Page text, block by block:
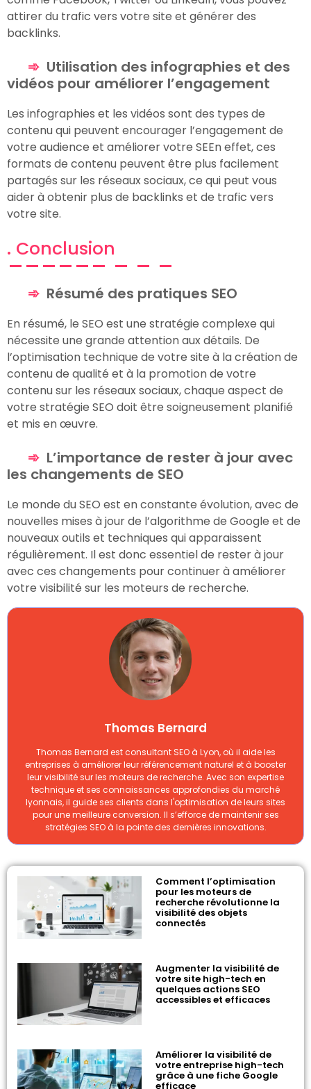
attirer du trafic vers votre site et générer des
backlinks.
Utilisation des infographies et des
vidéos pour améliorer l’engagement
Les infographies et les vidéos sont des types de
contenu qui peuvent encourager l’engagement de
votre audience et améliorer votre SEEn effet, ces
formats de contenu peuvent être plus facilement
partagés sur les réseaux sociaux, ce qui peut vous
aider à obtenir plus de backlinks et de trafic vers
votre site.
. Conclusion
Résumé des pratiques SEO
En résumé, le SEO est une stratégie complexe qui
nécessite une grande attention aux détails. De
l’optimisation technique de votre site à la création de
contenu de qualité et à la promotion de votre
contenu sur les réseaux sociaux, chaque aspect de
votre stratégie SEO doit être soigneusement planifié
et mis en œuvre.
L’importance de rester à jour avec
les changements de SEO
Le monde du SEO est en constante évolution, avec de
nouvelles mises à jour de l’algorithme de Google et de
nouveaux outils et techniques qui apparaissent
régulièrement. Il est donc essentiel de rester à jour
avec ces changements pour continuer à améliorer
votre visibilité sur les moteurs de recherche.
Thomas Bernard
Thomas Bernard est consultant SEO à Lyon, où il aide les
entreprises à améliorer leur référencement naturel et à booster
leur visibilité sur les moteurs de recherche. Avec son expertise
technique et ses connaissances approfondies du marché
lyonnais, il guide ses clients dans l'optimisation de leurs sites
pour une meilleure conversion. Il s’efforce de maintenir ses
stratégies SEO à la pointe des dernières innovations.
Comment l’optimisation
pour les moteurs de
recherche révolutionne la
visibilité des objets
connectés
Augmenter la visibilité de
votre site high-tech en
quelques actions SEO
accessibles et efficaces
Améliorer la visibilité de
votre entreprise high-tech
grâce à une fiche Google
efficace